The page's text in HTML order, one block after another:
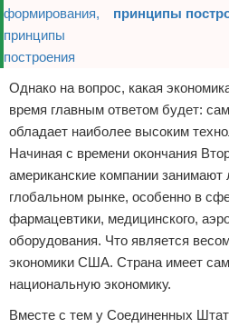
принципы
Однако на вопрос, какая
время главным ответом будет:
обладает наиболее высоким
Начиная с времени окончания
американские компании
глобальном рынке, особенно в
фармацевтики, медицинского,
оборудования. Что является
экономики США. Страна имеет
национальную экономику.
Вместе с тем у Соединенных